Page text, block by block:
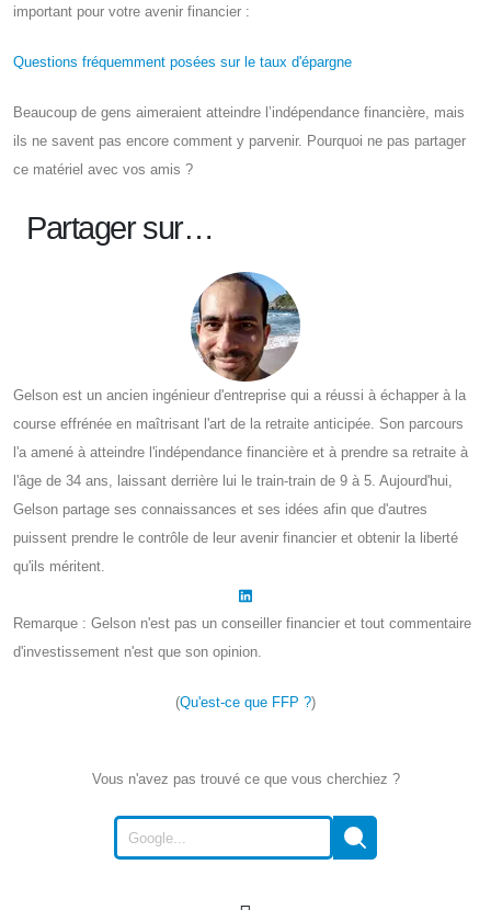
important pour votre avenir financier :
Questions fréquemment posées sur le taux d'épargne
Beaucoup de gens aimeraient atteindre l’indépendance financière, mais
ils ne savent pas encore comment y parvenir. Pourquoi ne pas partager
ce matériel avec vos amis ?
Partager sur…
Gelson est un ancien ingénieur d'entreprise qui a réussi à échapper à la
course effrénée en maîtrisant l'art de la retraite anticipée. Son parcours
l'a amené à atteindre l'indépendance financière et à prendre sa retraite à
l'âge de 34 ans, laissant derrière lui le train-train de 9 à 5. Aujourd'hui,
Gelson partage ses connaissances et ses idées afin que d'autres
puissent prendre le contrôle de leur avenir financier et obtenir la liberté
qu'ils méritent.
Remarque : Gelson n'est pas un conseiller financier et tout commentaire
d'investissement n'est que son opinion.
(Qu'est-ce que FFP ?)
Vous n'avez pas trouvé ce que vous cherchiez ?